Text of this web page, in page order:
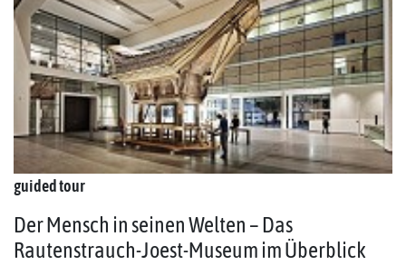
guided tour
Der Mensch in seinen Welten – Das
Rautenstrauch-Joest-Museum im Überblick